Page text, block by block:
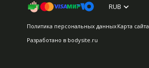
RUB
Политика персональных данныхКарта сайта
Разработано в bodysite.ru